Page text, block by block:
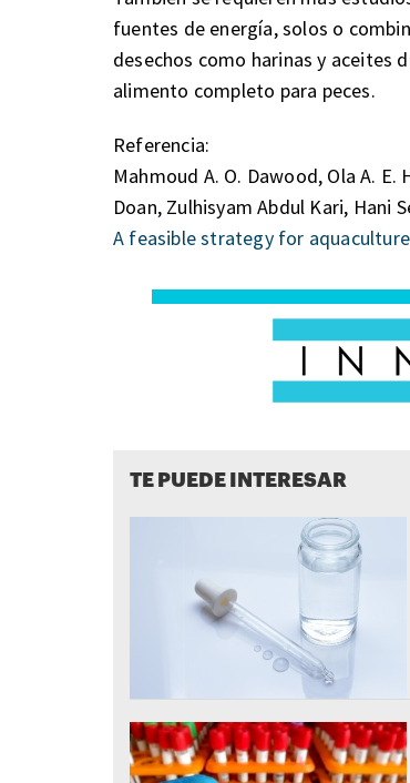
fuentes de energía, solos o
desechos como harinas y aceites
alimento completo para peces.
Referencia:
Mahmoud A. O. Dawood, Ola A.
Doan, Zulhisyam Abdul Kari, Hani
A feasible strategy for
TE PUEDE INTERESAR